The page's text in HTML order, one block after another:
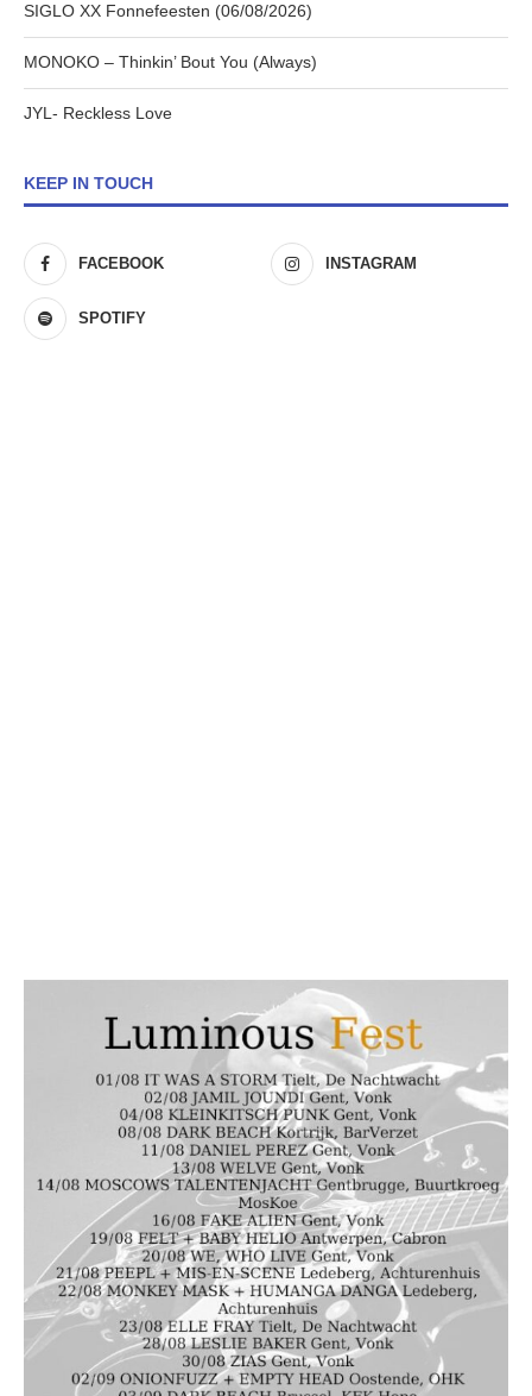
SIGLO XX Fonnefeesten (06/08/2026)
MONOKO – Thinkin’ Bout You (Always)
JYL- Reckless Love
KEEP IN TOUCH
FACEBOOK INSTAGRAM
SPOTIFY